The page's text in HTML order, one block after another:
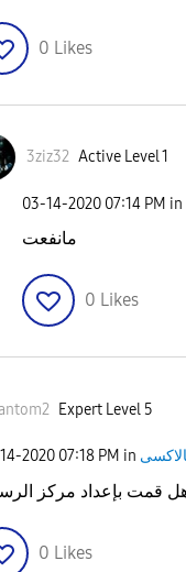
0 Likes
3ziz32 Active Level 1
‎03-14-2020 07:14 PM in
مانفعت
0 Likes
Expert Level 5
2020 07:18 PM in
قمت بإعداد مركز
0 Likes